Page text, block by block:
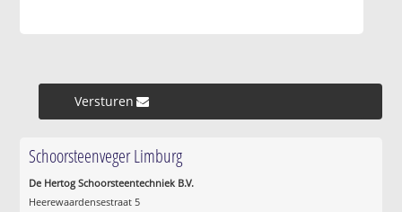
Versturen »
Schoorsteenveger Limburg
De Hertog Schoorsteentechniek B.V.
Heerewaardensestraat 5